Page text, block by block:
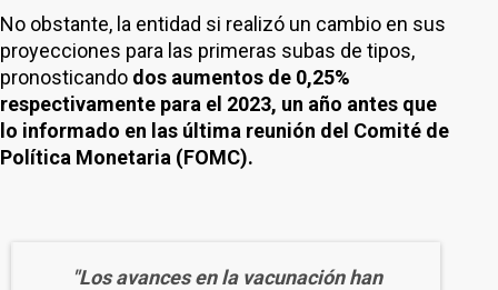
No obstante, la entidad si realizó un cambio en sus
proyecciones para las primeras subas de tipos,
pronosticando dos aumentos de 0,25%
respectivamente para el 2023, un año antes que
lo informado en las última reunión del Comité de
Política Monetaria (FOMC).
"Los avances en la vacunación han